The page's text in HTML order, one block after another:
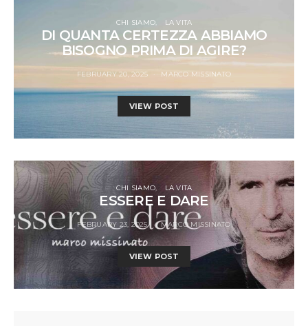
CHI SIAMO LA VITA
DI QUANTA CERTEZZA ABBIAMO
BISOGNO PRIMA DI AGIRE?
FEBRUARY 20, 2025 MARCO MISSINATO
VIEW POST
CHI SIAMO LA VITA
ESSERE E DARE
FEBRUARY 23, 2025 MARCO MISSINATO
VIEW POST